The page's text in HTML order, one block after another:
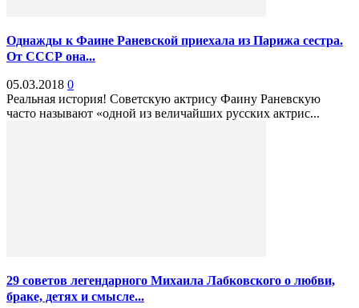
Однажды к Фаине Раневской приехала из Парижа сестра.
От СССР она...
05.03.2018 0
Реальная история! Советскую актрису Фаину Раневскую
часто называют «одной из величайших русских актрис...
29 советов легендарного Михаила Лабковского о любви,
браке, детях и смысле...